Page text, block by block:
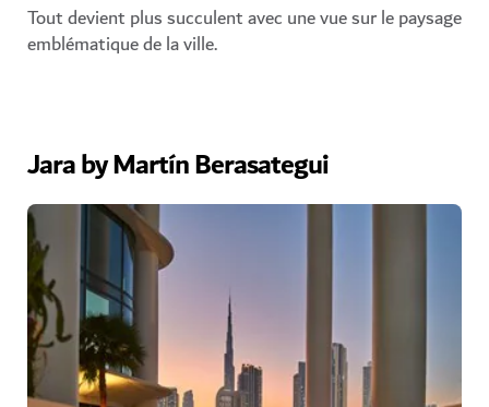
Tout devient plus succulent avec une vue sur le paysage
emblématique de la ville.
Jara by Martín Berasategui